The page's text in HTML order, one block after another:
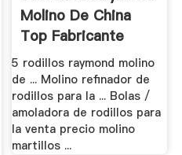
Molino De China
Top Fabricante
5 rodillos raymond molino
de ... Molino refinador de
rodillos para la ... Bolas /
amoladora de rodillos para
la venta precio molino
martillos ...